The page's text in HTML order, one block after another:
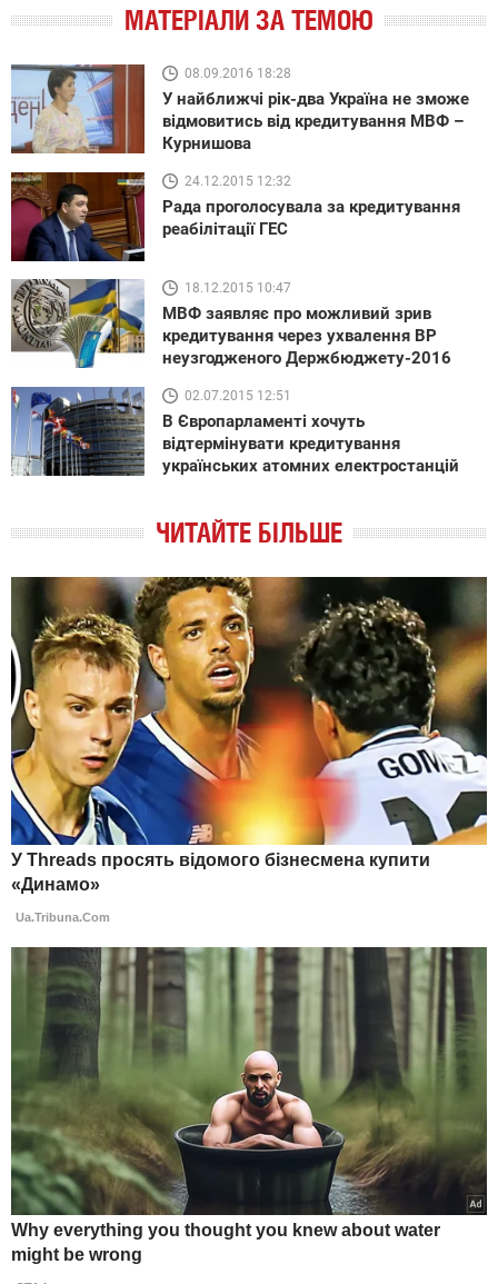
МАТЕРІАЛИ ЗА ТЕМОЮ
08.09.2016 18:28
У найближчі рік-два Україна не зможе
відмовитись від кредитування МВФ –
Курнишова
24.12.2015 12:32
Рада проголосувала за кредитування
реабілітації ГЕС
18.12.2015 10:47
МВФ заявляє про можливий зрив
кредитування через ухвалення ВР
неузгодженого Держбюджету-2016
02.07.2015 12:51
В Європарламенті хочуть
відтермінувати кредитування
українських атомних електростанцій
ЧИТАЙТЕ БІЛЬШЕ